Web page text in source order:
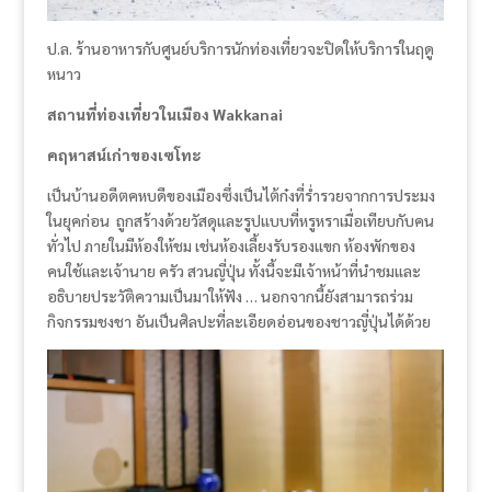
ป.ล. ร้านอาหารกับศูนย์บริการนักท่องเที่ยวจะปิดให้บริการในฤดู
หนาว
สถานที่ท่องเที่ยวในเมือง Wakkanai
คฤหาสน์เก่าของเซโทะ
เป็นบ้านอดีตคหบดีของเมืองซึ่งเป็นไต้ก๋งที่ร่ำรวยจากการประมง
ในยุคก่อน ถูกสร้างด้วยวัสดุและรูปแบบที่หรูหราเมื่อเทียบกับคน
ทั่วไป ภายในมีห้องให้ชม เช่นห้องเลี้ยงรับรองแขก ห้องพักของ
คนใช้และเจ้านาย ครัว สวนญี่ปุ่น ทั้งนี้จะมีเจ้าหน้าที่นำชมและ
อธิบายประวัติความเป็นมาให้ฟัง … นอกจากนี้ยังสามารถร่วม
กิจกรรมชงชา อันเป็นศิลปะที่ละเอียดอ่อนของชาวญี่ปุ่นได้ด้วย